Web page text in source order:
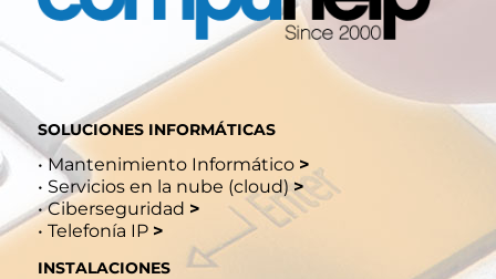
SOLUCIONES INFORMÁTICAS
•Mantenimiento Informático >
• Servicios en la nube (cloud) >
•Ciberseguridad >
• Telefonía IP >
INSTALACIONES